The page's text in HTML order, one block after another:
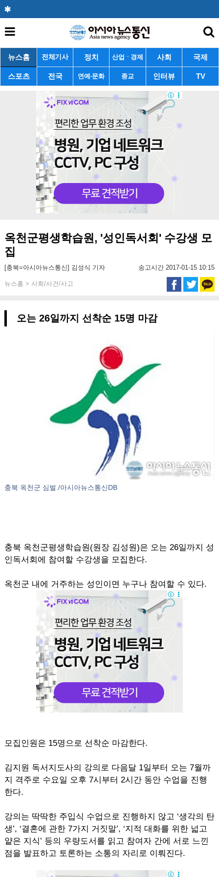
뉴스홈 전체기사 정치 산업ㆍ경제 사회 국제
스포츠 전국 연예·문화 종교 인터뷰 TV
옥천군평생학습원, '성인독서회' 수강생 모
집
[충북=아시아뉴스통신] 김성식 기자 송고시간 2017-01-15 10:15
뉴스홈 > 사회/사건/사고
오는 26일까지 선착순 15명 마감
충북 옥천군 심벌./아시아뉴스통신DB
충북 옥천군평생학습원(원장 김성원)은 오는 26일까지 성
인독서회에 참여할 수강생을 모집한다.
옥천군 내에 거주하는 성인이면 누구나 참여할 수 있다.
모집인원은 15명으로 선착순 마감한다.
김지원 독서지도사의 강의로 다음달 1일부터 오는 7월까
지 격주로 수요일 오후 7시부터 2시간 동안 수업을 진행
한다.
강의는 딱딱한 주입식 수업으로 진행하지 않고 ‘생각의 탄
생’, ‘결혼에 관한 7가지 거짓말’, ‘지적 대화를 위한 넓고
얕은 지식’ 등의 우량도서를 읽고 참여자 간에 서로 느낀
점을 발표하고 토론하는 소통의 자리로 이뤄진다.